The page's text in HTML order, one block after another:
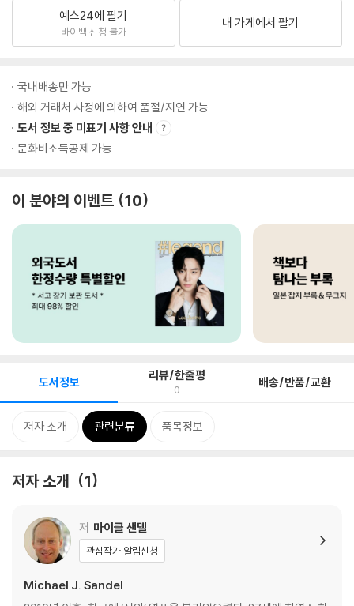
예스24에 팔기
바이백 신청 불가
내 가게에서 팔기
국내배송만 가능
해외 거래처 사정에 의하여 품절/지연 가능
도서 정보 중 미표기 사항 안내
문화비소득공제 가능
이 분야의 이벤트 10
도서정보 리뷰/한줄평
0 배송/반품/교환
저자 소개 관련분류 품목정보
저자 소개 1
저 마이클 샌델
관심작가 알림신청
Michael J. Sandel